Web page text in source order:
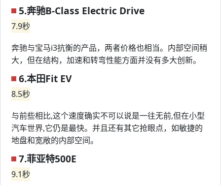
5.奔驰B-Class Electric Drive
7.9秒
奔驰与宝马i3抗衡的产品，两者价格也相当。内部空间稍
大，但在结构，加速和转弯性能方面并没有多大创新。
6.本田Fit EV
8.5秒
与前些相比,这个速度确实不可以说是一往无前,但在小型
汽车世界,它仍是最快。并且还有其它抢眼点，如敏捷的
地盘和宽敞的内部空间。
7.菲亚特500E
9.1秒